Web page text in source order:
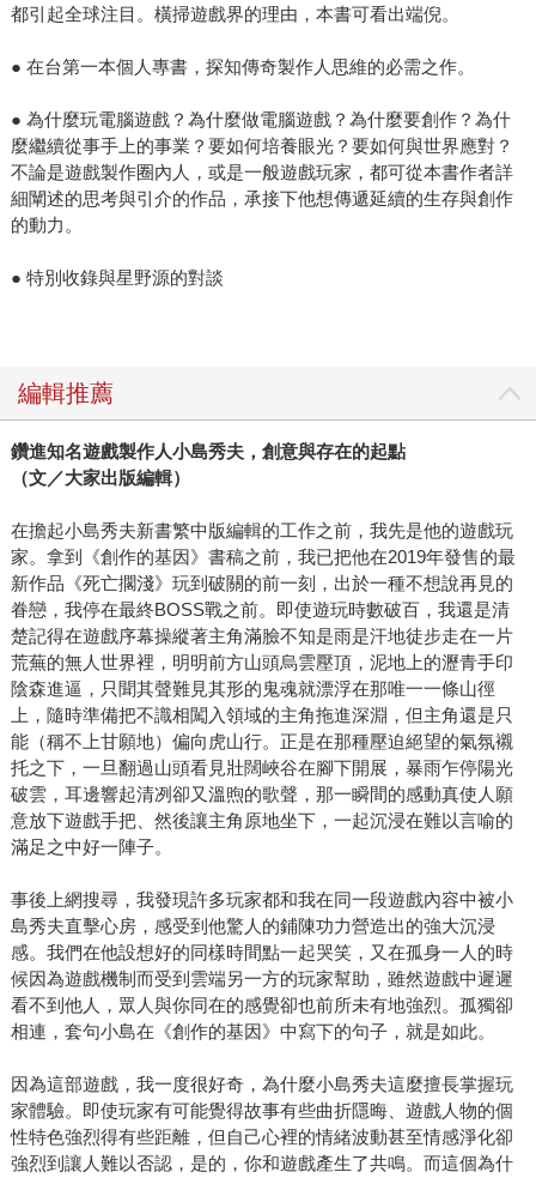
都引起全球注目。橫掃遊戲界的理由，本書可看出端倪。
● 在台第一本個人專書，探知傳奇製作人思維的必需之作。
● 為什麼玩電腦遊戲？為什麼做電腦遊戲？為什麼要創作？為什
麼繼續從事手上的事業？要如何培養眼光？要如何與世界應對？
不論是遊戲製作圈內人，或是一般遊戲玩家，都可從本書作者詳
細闡述的思考與引介的作品，承接下他想傳遞延續的生存與創作
的動力。
● 特別收錄與星野源的對談
編輯推薦
鑽進知名遊戲製作人小島秀夫，創意與存在的起點
（文／大家出版編輯）
在擔起小島秀夫新書繁中版編輯的工作之前，我先是他的遊戲玩
家。拿到《創作的基因》書稿之前，我已把他在2019年發售的最
新作品《死亡擱淺》玩到破關的前一刻，出於一種不想說再見的
眷戀，我停在最終BOSS戰之前。即使遊玩時數破百，我還是清
楚記得在遊戲序幕操縱著主角滿臉不知是雨是汗地徒步走在一片
荒蕪的無人世界裡，明明前方山頭烏雲壓頂，泥地上的瀝青手印
陰森進逼，只聞其聲難見其形的鬼魂就漂浮在那唯一一條山徑
上，隨時準備把不識相闖入領域的主角拖進深淵，但主角還是只
能（稱不上甘願地）偏向虎山行。正是在那種壓迫絕望的氣氛襯
托之下，一旦翻過山頭看見壯闊峽谷在腳下開展，暴雨乍停陽光
破雲，耳邊響起清冽卻又溫煦的歌聲，那一瞬間的感動真使人願
意放下遊戲手把、然後讓主角原地坐下，一起沉浸在難以言喻的
滿足之中好一陣子。
事後上網搜尋，我發現許多玩家都和我在同一段遊戲內容中被小
島秀夫直擊心房，感受到他驚人的鋪陳功力營造出的強大沉浸
感。我們在他設想好的同樣時間點一起哭笑，又在孤身一人的時
候因為遊戲機制而受到雲端另一方的玩家幫助，雖然遊戲中遲遲
看不到他人，眾人與你同在的感覺卻也前所未有地強烈。孤獨卻
相連，套句小島在《創作的基因》中寫下的句子，就是如此。
因為這部遊戲，我一度很好奇，為什麼小島秀夫這麼擅長掌握玩
家體驗。即使玩家有可能覺得故事有些曲折隱晦、遊戲人物的個
性特色強烈得有些距離，但自己心裡的情緒波動甚至情感淨化卻
強烈到讓人難以否認，是的，你和遊戲產生了共鳴。而這個為什